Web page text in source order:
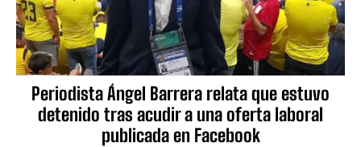
Periodista Ángel Barrera relata que estuvo
detenido tras acudir a una oferta laboral
publicada en Facebook